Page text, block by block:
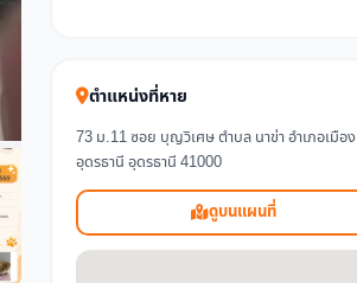
ตำแหน่งที่หาย
73 ม.11 ซอย บุญวิเศษ ตำบล นาข่า อำเภอเมือง
อุดรธานี อุดรธานี 41000
ดูบนแผนที่